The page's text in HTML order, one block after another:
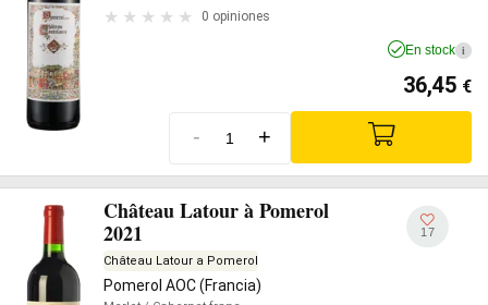
0 opiniones
En stock i
36,45 €
- +
Château Latour à Pomerol
2021
Château Latour a Pomerol
Pomerol AOC (Francia)
17